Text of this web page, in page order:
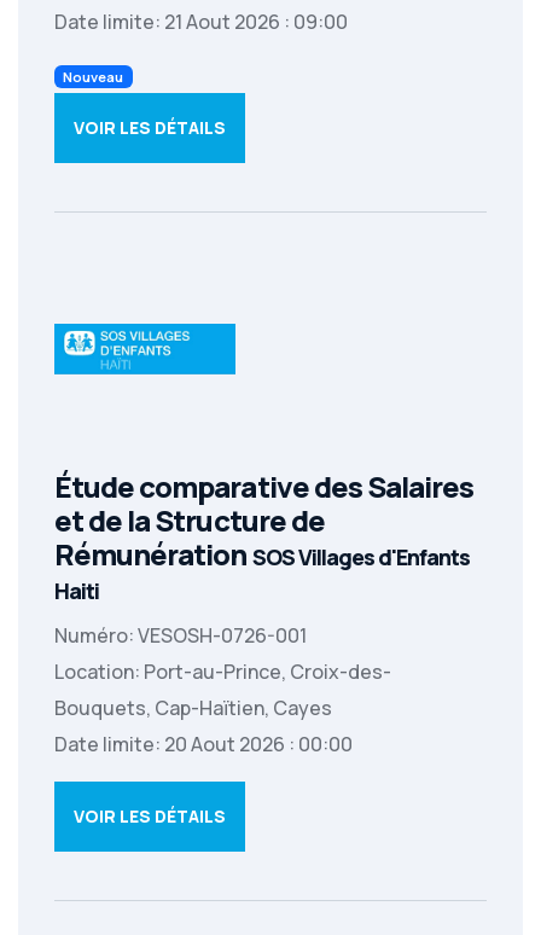
Date limite: 21 Aout 2026 : 09:00
Nouveau
VOIR LES DÉTAILS
Étude comparative des Salaires
et de la Structure de
Rémunération SOS Villages d'Enfants
Haiti
Numéro: VESOSH-0726-001
Location: Port-au-Prince, Croix-des-
Bouquets, Cap-Haïtien, Cayes
Date limite: 20 Aout 2026 : 00:00
VOIR LES DÉTAILS